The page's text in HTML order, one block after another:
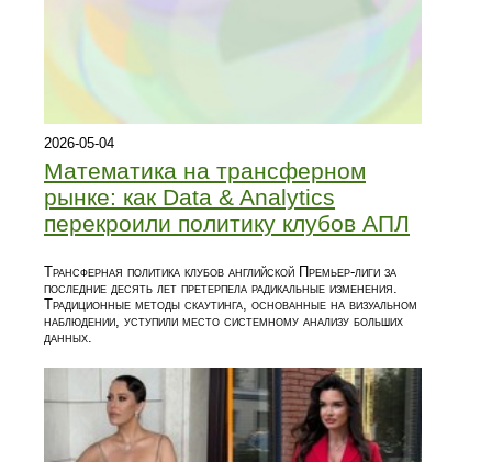
2026-05-04
Математика на трансферном
рынке: как Data & Analytics
перекроили политику клубов АПЛ
Трансферная политика клубов английской Премьер-лиги за
последние десять лет претерпела радикальные изменения.
Традиционные методы скаутинга, основанные на визуальном
наблюдении, уступили место системному анализу больших
данных.